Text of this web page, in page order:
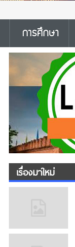
การศึกษา
เรื่องมาใหม่